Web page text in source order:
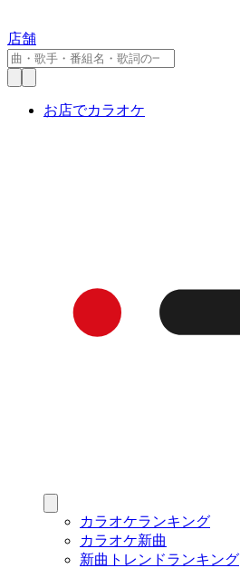
店舗
お店でカラオケ
カラオケランキング
カラオケ新曲
新曲トレンドランキング